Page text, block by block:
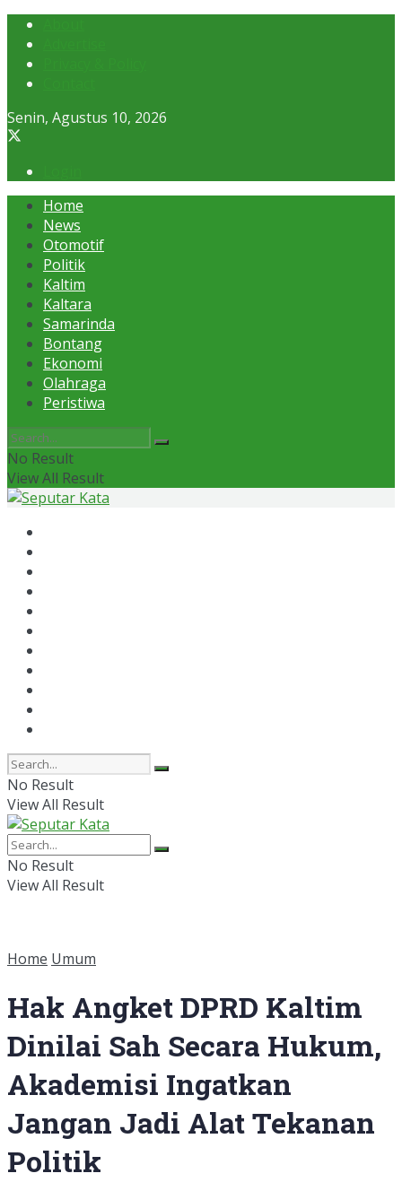
Senin, Agustus 10, 2026
Home
News
Otomotif
Politik
Kaltim
Kaltara
Samarinda
Bontang
Ekonomi
Olahraga
Peristiwa
No Result
View All Result
No Result
View All Result
No Result
View All Result
Home Umum
Hak Angket DPRD Kaltim
Dinilai Sah Secara Hukum,
Akademisi Ingatkan
Jangan Jadi Alat Tekanan
Politik